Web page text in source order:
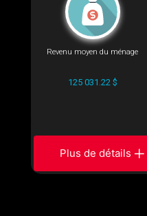
Revenu moyen du ménage
125 031.22 $
Plus de détails